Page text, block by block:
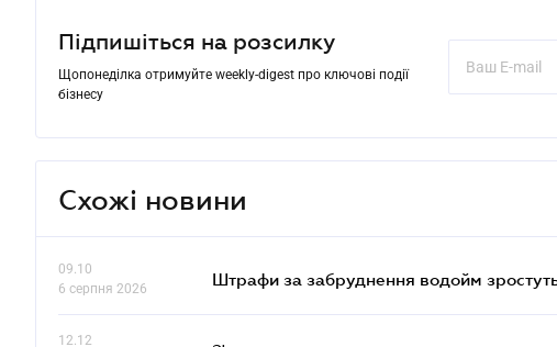
Підпишіться на розсилку
Щопонеділка отримуйте weekly-digest про ключові події
бізнесу
Схожі новини
09.10
6 серпня 2026
Штрафи за забруднення водойм
12.12